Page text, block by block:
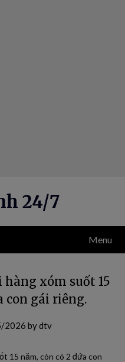
24/7
Menu
xóm suốt 15
con gái riêng.
2026 bydtv
15 năm, còn có 2 đứa con